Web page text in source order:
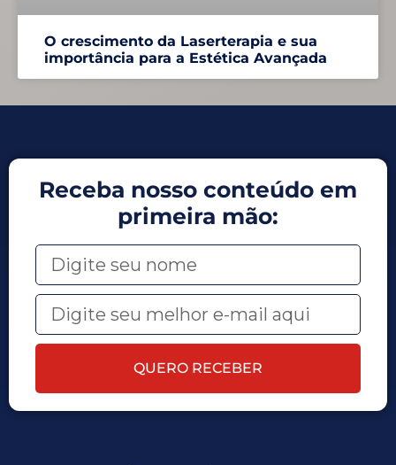
O crescimento da Laserterapia e sua
importância para a Estética Avançada
Receba nosso conteúdo em
primeira mão:
QUERO RECEBER